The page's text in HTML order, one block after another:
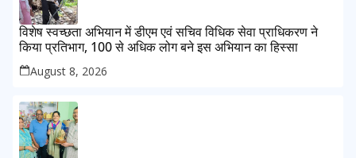
विशेष स्वच्छता अभियान में डीएम एवं सचिव विधिक सेवा प्राधिकरण ने
किया प्रतिभाग, 100 से अधिक लोग बने इस अभियान का हिस्सा
August 8, 2026